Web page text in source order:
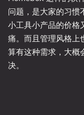
问题，是大家的习惯
小工具小产品的价格
痛。而且管理风格上
算有这种需求，大概
决。